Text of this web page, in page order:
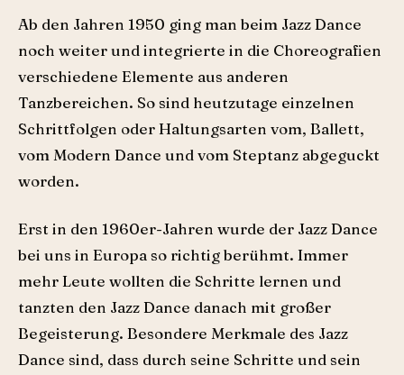
Ab den Jahren 1950 ging man beim Jazz Dance
noch weiter und integrierte in die Choreografien
verschiedene Elemente aus anderen
Tanzbereichen. So sind heutzutage einzelnen
Schrittfolgen oder Haltungsarten vom, Ballett,
vom Modern Dance und vom Steptanz abgeguckt
worden.
Erst in den 1960er-Jahren wurde der Jazz Dance
bei uns in Europa so richtig berühmt. Immer
mehr Leute wollten die Schritte lernen und
tanzten den Jazz Dance danach mit großer
Begeisterung. Besondere Merkmale des Jazz
Dance sind, dass durch seine Schritte und sein